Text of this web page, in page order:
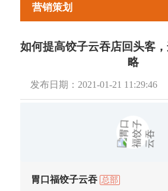
营销策划
如何提高饺子云吞店回头客
略
发布日期： 2021-01-21 11:29:46
胃口福饺子云吞 总部